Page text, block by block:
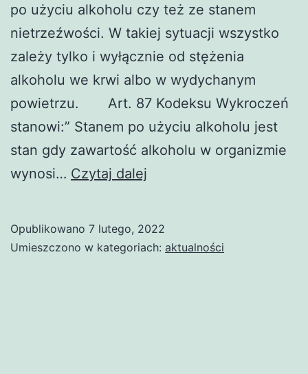
po użyciu alkoholu czy też ze stanem
nietrzeźwości. W takiej sytuacji wszystko
zależy tylko i wyłącznie od stężenia
alkoholu we krwi albo w wydychanym
powietrzu. Art. 87 Kodeksu Wykroczeń
stanowi:” Stanem po użyciu alkoholu jest
stan gdy zawartość alkoholu w organizmie
wynosi… Czytaj dalej
PO UŻYCIU
Opublikowano 7 lutego, 2022
Umieszczono w kategoriach: aktualności